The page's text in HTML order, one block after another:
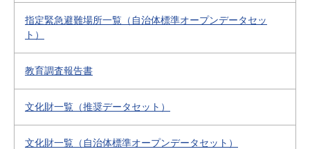
指定緊急避難場所一覧（自治体標準オープンデータセッ
ト）
教育調査報告書
文化財一覧（推奨データセット）
文化財一覧（自治体標準オープンデータセット）